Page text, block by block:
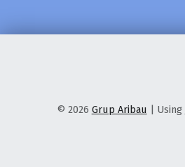
© 2026 Grup Aribau | Using